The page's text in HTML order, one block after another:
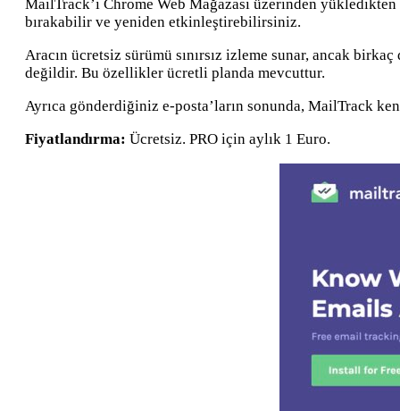
MailTrack’i Chrome Web Mağazası üzerinden
bırakabilir ve yeniden etkinleştirebilirsiniz.
Aracın ücretsiz sürümü sınırsız izleme sunar, ancak
değildir. Bu özellikler ücretli planda mevcuttur.
Ayrıca gönderdiğiniz e-posta’ların sonunda, MailTrack
Fiyatlandırma: Ücretsiz. PRO için aylık 1 Euro.